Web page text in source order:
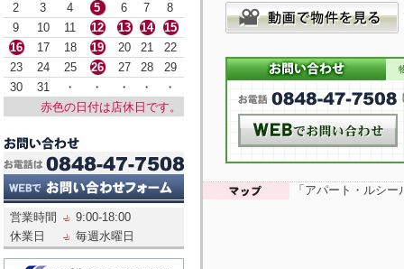
「アパート・ルシ
2
3 4 5 6 7
8
9
10 11 12 13 14
15
16
17 18 19 20 21
22
23
24 25 26 27 28
29
30
31 ・ ・ ・ ・
・
赤色の日付は店休日です。
営業時間
9:00-18:00
休業日
毎週水曜日